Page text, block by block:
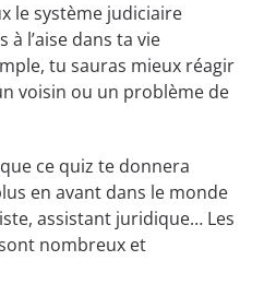
le système judiciaire
l’aise dans ta vie
tu sauras mieux réagir
voisin ou un problème de
ce quiz te donnera
en avant dans le monde
assistant juridique… Les
nombreux et